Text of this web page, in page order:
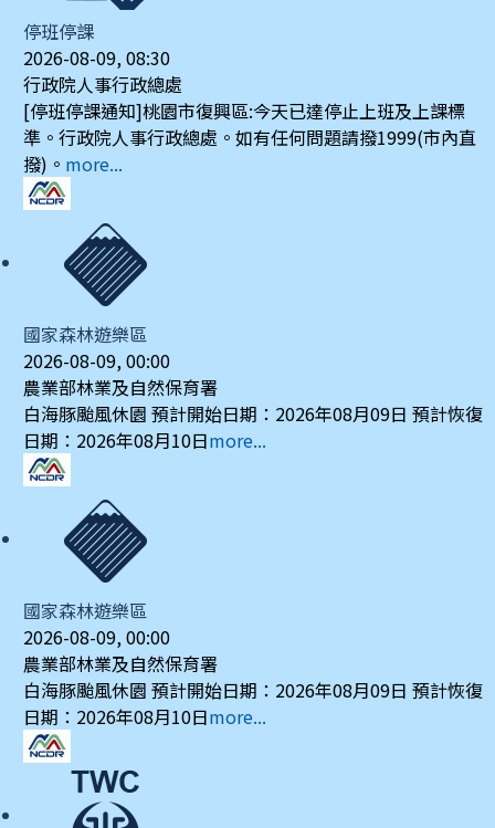
停班停課
2026-08-09, 08:30
行政院人事行政總處
[停班停課通知]桃園市復興區:今天已達停止上班及上課標
準。行政院人事行政總處。如有任何問題請撥1999(市內直
撥)。 more...
國家森林遊樂區
2026-08-09, 00:00
農業部林業及自然保育署
白海豚颱風休園 預計開始日期：2026年08月09日 預計恢復
日期：2026年08月10日more...
國家森林遊樂區
2026-08-09, 00:00
農業部林業及自然保育署
白海豚颱風休園 預計開始日期：2026年08月09日 預計恢復
日期：2026年08月10日more...